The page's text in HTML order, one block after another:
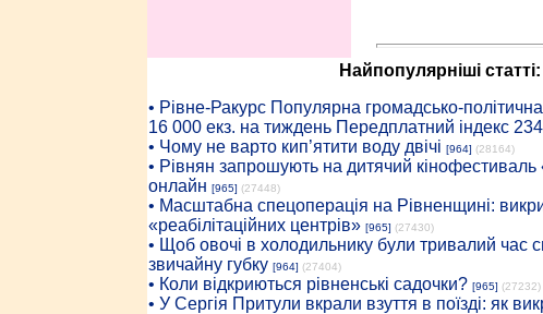
Найпопулярніші статті:
• Рiвне-Ракурс Популярна громадсько-
16 000 екз. на тиждень Передплатний індекс
• Чому не варто кип’ятити воду двічі [964] (28164)
• Рівнян запрошують на дитячий
онлайн [965] (27448)
• Масштабна спецоперація на Рівненщині:
«реабілітаційних центрів» [965] (27430)
• Щоб овочі в холодильнику були тривалий час
звичайну губку [964] (27404)
• Коли відкриються рівненські садочки? [965] (27232)
• У Сергія Притули вкрали взуття в поїзді: як